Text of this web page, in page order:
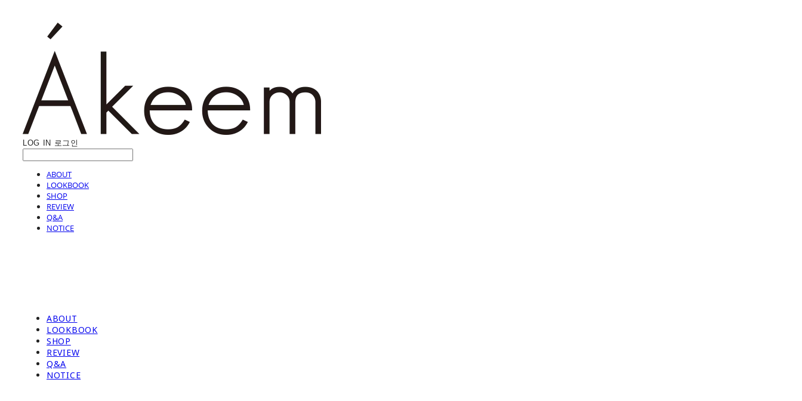
LOG IN 로그인
ABOUT
LOOKBOOK
SHOP
REVIEW
Q&A
NOTICE
ABOUT
LOOKBOOK
SHOP
REVIEW
Q&A
NOTICE